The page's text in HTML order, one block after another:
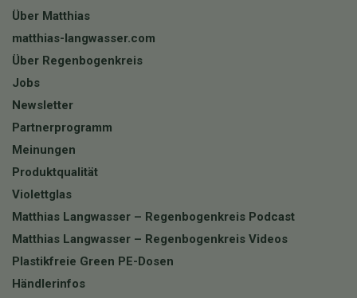
Über Matthias
matthias-langwasser.com
Über Regenbogenkreis
Jobs
Newsletter
Partnerprogramm
Meinungen
Produktqualität
Violettglas
Matthias Langwasser – Regenbogenkreis Podcast
Matthias Langwasser – Regenbogenkreis Videos
Plastikfreie Green PE-Dosen
Händlerinfos